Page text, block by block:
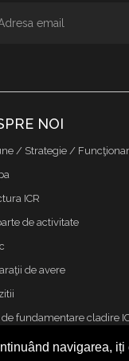
navigarea,
NOI
/ Strategie /
ICR
de activitate
de avere
de fundamentare cladire